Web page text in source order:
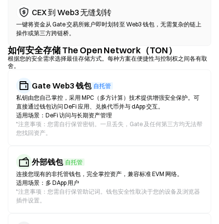
CEX 到 Web3 无缝划转
一键将资金从 Gate 交易所账户即时划转至 Web3 钱包，无需复杂的链上
操作或第三方跨链桥。
如何安全存储 The Open Network（TON）
根据您的安全需求选择最佳存储方式。每种方案在便捷性与控制权之间各有取
舍。
Gate Web3 钱包 自托管
私钥由您自己掌控，采用 MPC（多方计算）技术提供增强安全保护。可
直接通过钱包访问 DeFi 应用、兑换代币并与 dApp 交互。
适用场景：DeFi 访问与长期资产管理
*注意事项：您需自行保管密钥。一旦丢失，Gate 及任何第三方均无法帮
您找回资产。
外部钱包 自托管
连接您现有的非托管钱包，完全掌控资产，兼容标准 EVM 网络。
适用场景：多 DApp 用户
*注意事项：您需自行保管助记词。钱包安全性取决于您的设备及浏览器
插件设置。